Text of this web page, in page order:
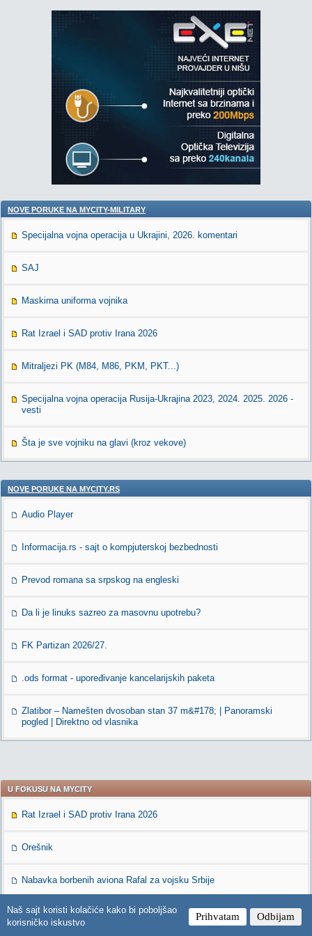
Naš sajt koristi kolačiće kako bi poboljšao
korisničko iskustvo
Prihvatam Odbijam
NOVE PORUKE NA MYCITY-MILITARY
Specijalna vojna operacija u Ukrajini, 2026. komentari
SAJ
Maskirna uniforma vojnika
Rat Izrael i SAD protiv Irana 2026
Mitraljezi PK (M84, M86, PKM, PKT...)
Specijalna vojna operacija Rusija-Ukrajina 2023, 2024. 2025. 2026 -
vesti
Šta je sve vojniku na glavi (kroz vekove)
NOVE PORUKE NA MYCITY.RS
Audio Player
Informacija.rs - sajt o kompjuterskoj bezbednosti
Prevod romana sa srpskog na engleski
Da li je linuks sazreo za masovnu upotrebu?
FK Partizan 2026/27.
.ods format - upoređivanje kancelarijskih paketa
Zlatibor – Namešten dvosoban stan 37 m&#178; | Panoramski
pogled | Direktno od vlasnika
U FOKUSU NA MYCITY
Rat Izrael i SAD protiv Irana 2026
Orešnik
Nabavka borbenih aviona Rafal za vojsku Srbije
IZDVOJENO NA MYCITY